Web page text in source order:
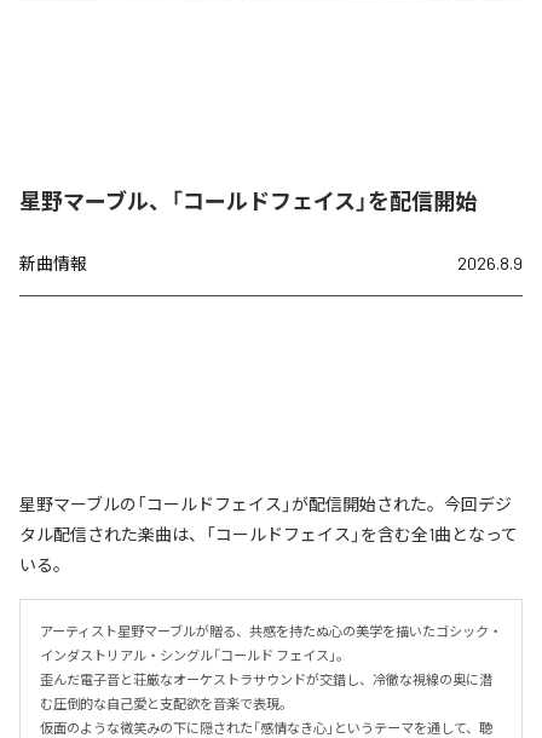
星野マーブル、「コールドフェイス」を配信開始
新曲情報 2026.8.9
星野マーブルの「コールドフェイス」が配信開始された。今回デジ
タル配信された楽曲は、「コールドフェイス」を含む全1曲となって
いる。
アーティスト星野マーブルが贈る、共感を持たぬ心の美学を描いたゴシック・
インダストリアル・シングル「コールド フェイス」。
歪んだ電子音と荘厳なオーケストラサウンドが交錯し、冷徹な視線の奥に潜
む圧倒的な自己愛と支配欲を音楽で表現。
仮面のような微笑みの下に隠された「感情なき心」というテーマを通して、聴